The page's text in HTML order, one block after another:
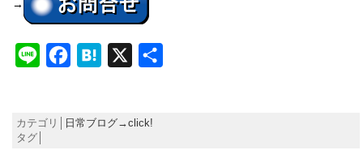
→
Line FacebookHatena
カテゴリ│
日常ブログ→click!
タグ│